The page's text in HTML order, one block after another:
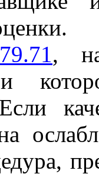
,